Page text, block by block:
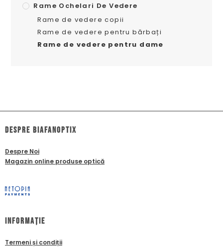
Rame Ochelari De Vedere
Rame de vedere copii
Rame de vedere pentru bărbați
Rame de vedere pentru dame
dESPRE biafanoptix
Despre Noi
Magazin online produse optică
Informație
Termeni și condiții